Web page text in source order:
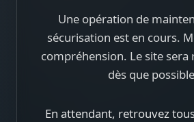
Une opération de
sécurisation est en cours.
compréhension. Le site sera
dès que
En attendant, retrouvez